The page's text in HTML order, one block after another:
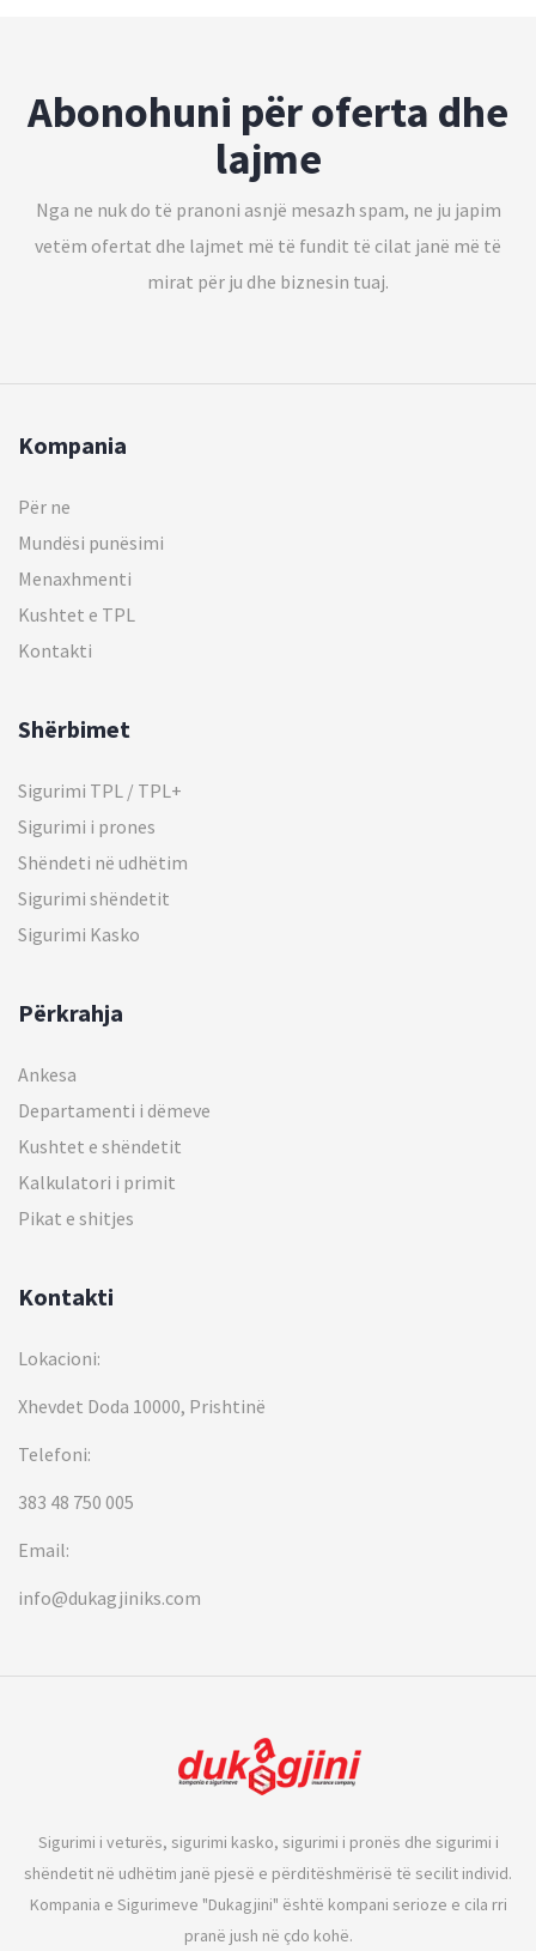
Abonohuni për oferta dhe
lajme
Nga ne nuk do të pranoni asnjë mesazh spam, ne ju japim
vetëm ofertat dhe lajmet më të fundit të cilat janë më të
mirat për ju dhe biznesin tuaj.
Kompania
Për ne
Mundësi punësimi
Menaxhmenti
Kushtet e TPL
Kontakti
Shërbimet
Sigurimi TPL / TPL+
Sigurimi i prones
Shëndeti në udhëtim
Sigurimi shëndetit
Sigurimi Kasko
Përkrahja
Ankesa
Departamenti i dëmeve
Kushtet e shëndetit
Kalkulatori i primit
Pikat e shitjes
Kontakti
Lokacioni:
Xhevdet Doda 10000, Prishtinë
Telefoni:
383 48 750 005
Email:
info@dukagjiniks.com
Sigurimi i veturës, sigurimi kasko, sigurimi i pronës dhe sigurimi i
shëndetit në udhëtim janë pjesë e përditëshmërisë të secilit individ.
Kompania e Sigurimeve "Dukagjini" është kompani serioze e cila rri
pranë jush në çdo kohë.